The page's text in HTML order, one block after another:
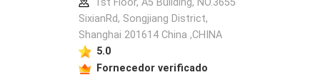
SixianRd, Songjiang District,
Shanghai 201614 China ,CHINA
5.0
Fornecedor verificado